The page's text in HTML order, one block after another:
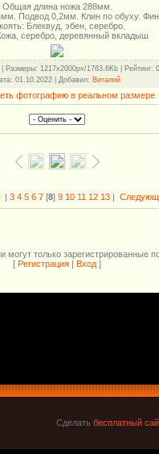
Общая длина ножа 288мм.
Подвод 0,2мм. Клин по обуху.
Блеквуд, эбен, серебро.
серебро, деревянный вкладыш
Размеры: 1217x2000px/1763.6Kb | Рейтинг:
: 01.10.2022 | Добавил: Виталий
фотографию в реальном размере
| 3 4 5 6 7[8] 9 10 11 12 13|
могут только зарегистрированные
[ Регистрация Вход ]
Сделать бесплатный